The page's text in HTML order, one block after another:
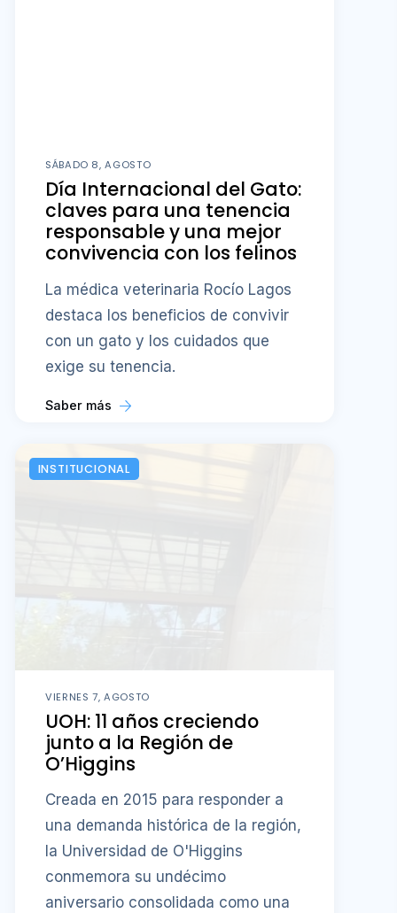
SÁBADO 8, AGOSTO
Día Internacional del Gato:
claves para una tenencia
responsable y una mejor
convivencia con los felinos
La médica veterinaria Rocío Lagos
destaca los beneficios de convivir
con un gato y los cuidados que
exige su tenencia.
Saber más
INSTITUCIONAL
VIERNES 7, AGOSTO
UOH: 11 años creciendo
junto a la Región de
O’Higgins
Creada en 2015 para responder a
una demanda histórica de la región,
la Universidad de O'Higgins
conmemora su undécimo
aniversario consolidada como una